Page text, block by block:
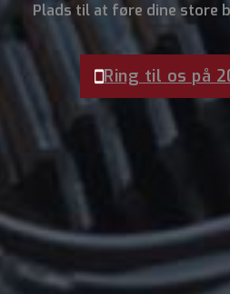
Plads til at føre dine store
Ring til os på